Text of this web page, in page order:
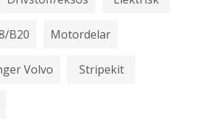
B20 Motordelar
Volvo Stripekit